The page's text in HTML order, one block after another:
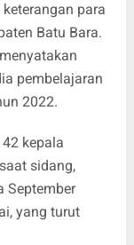
para
Batu Bara.
pembelajaran
2022.
kepala
sidang,
September
yang turut